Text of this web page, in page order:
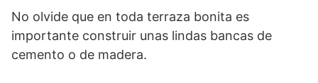
No olvide que en toda terraza bonita es
importante construir unas lindas bancas de
cemento o de madera.